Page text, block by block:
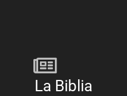
La Biblia